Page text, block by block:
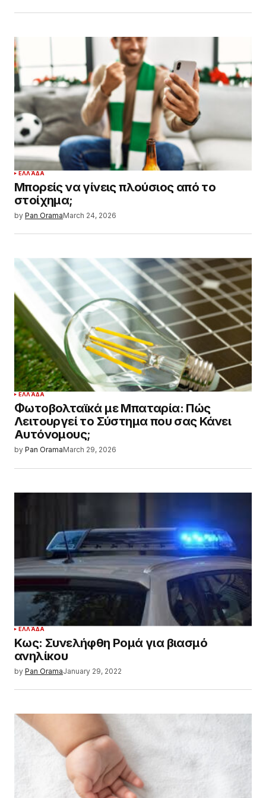
ΕΛΛΆΔΑ
Μπορείς να γίνεις πλούσιος από το
στοίχημα;
by Pan OramaMarch 24, 2026
ΕΛΛΆΔΑ
Φωτοβολταϊκά με Μπαταρία: Πώς
Λειτουργεί το Σύστημα που σας Κάνει
Αυτόνομους;
by Pan OramaMarch 29, 2026
ΕΛΛΆΔΑ
Κως: Συνελήφθη Ρομά για βιασμό
ανηλίκου
by Pan OramaJanuary 29, 2022